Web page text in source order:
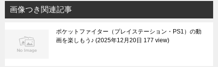
画像つき関連記事
ポケットファイター（プレイステーション・PS1）の動
画を楽しもう♪ 2025年12月20日 177 view